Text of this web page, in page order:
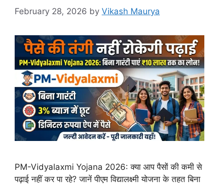
February 28, 2026 by Vikash Maurya
PM-Vidyalaxmi Yojana 2026: क्या आप पैसों की कमी से
पढ़ाई नहीं कर पा रहे? जानें पीएम विद्यालक्ष्मी योजना के तहत बिना